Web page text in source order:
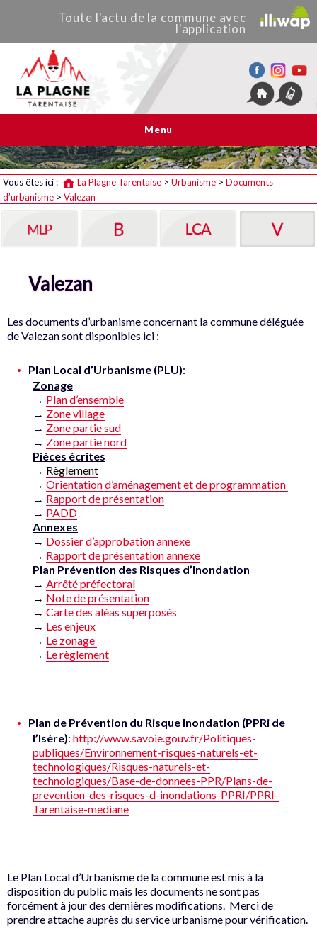
La Plagne Tarentaise
Toute l'actu de la commune avec
l'application
Menu
Vous êtes ici : La Plagne Tarentaise > Urbanisme > Documents
d’urbanisme > Valezan
Valezan
Les documents d’urbanisme concernant la commune déléguée
de Valezan sont disponibles ici :
Plan Local d’Urbanisme (PLU):
Zonage
→ Plan d’ensemble
→ Zone village
→ Zone partie sud
→ Zone partie nord
Pièces écrites
→ Règlement
→ Orientation d’aménagement et de programmation
→ Rapport de présentation
→ PADD
Annexes
→ Dossier d’approbation annexe
→ Rapport de présentation annexe
Plan Prévention des Risques d’Inondation
→ Arrêté préfectoral
→ Note de présentation
→ Carte des aléas superposés
→ Les enjeux
→ Le zonage
→ Le règlement
Plan de Prévention du Risque Inondation (PPRi de
l’Isère): http://www.savoie.gouv.fr/Politiques-
publiques/Environnement-risques-naturels-et-
technologiques/Risques-naturels-et-
technologiques/Base-de-donnees-PPR/Plans-de-
prevention-des-risques-d-inondations-PPRI/PPRI-
Tarentaise-mediane
Le Plan Local d’Urbanisme de la commune est mis à la
disposition du public mais les documents ne sont pas
forcément à jour des dernières modifications. Merci de
prendre attache auprès du service urbanisme pour vérification.